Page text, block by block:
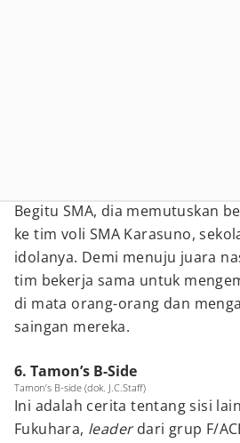
Begitu SMA, dia memutuskan
ke tim voli SMA Karasuno,
idolanya. Demi menuju juara
tim bekerja sama untuk
di mata orang-orang dan
saingan mereka.
6. Tamon’s B-Side
Tamon’s B-side (dok. J.C.Staff)
Ini adalah cerita tentang sisi
Fukuhara, leaderdari grup F/